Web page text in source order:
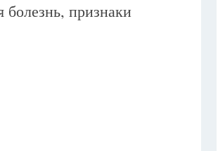
признаки